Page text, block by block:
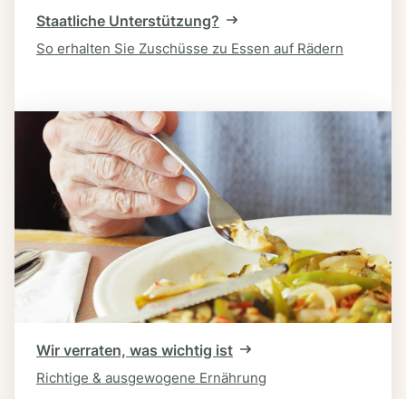
Staatliche Unterstützung?
So erhalten Sie Zuschüsse zu Essen auf Rädern
Wir verraten, was wichtig ist
Richtige & ausgewogene Ernährung